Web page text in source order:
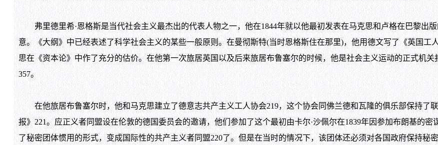
弗里德里希·恩格斯是当代社会主义最杰出的代表人物之一，他在1844年就以他最初发表在马克思和卢格在巴黎出版
意。《大纲》中已经表述了科学社会主义的某些一般原则。在曼彻斯特(当时恩格斯住在那里)，他用德文写了《英国工
思在《资本论》中作了充分的估价。在他第一次旅居英国以及后来旅居布鲁塞尔的时候，他是社会主义运动的正式机
357。
在他旅居布鲁塞尔时，他和马克思建立了德意志共产主义工人协会219，这个协会同佛兰德和瓦隆的俱乐部保持了
报》 221。应正义者同盟设在伦敦的德国委员会的邀请，他们参加了这个最初由卡尔·沙佩尔在1839年因参加布朗基的密
了秘密团体惯用的形式，变成国际性的共产主义者同盟220了。但是在当时的情况下，该团体还必须对各国政府保持秘密